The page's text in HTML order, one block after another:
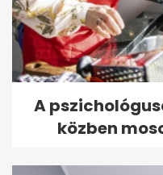
A
közben